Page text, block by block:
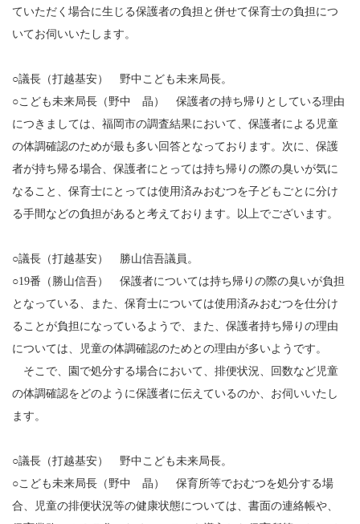
ていただく場合に生じる保護者の負担と併せて保育士の負担につ
いてお伺いいたします。
○議長（打越基安） 野中こども未来局長。
○こども未来局長（野中 晶） 保護者の持ち帰りとしている理由
につきましては、福岡市の調査結果において、保護者による児童
の体調確認のためが最も多い回答となっております。次に、保護
者が持ち帰る場合、保護者にとっては持ち帰りの際の臭いが気に
なること、保育士にとっては使用済みおむつを子どもごとに分け
る手間などの負担があると考えております。以上でございます。
○議長（打越基安） 勝山信吾議員。
○19番（勝山信吾） 保護者については持ち帰りの際の臭いが負担
となっている、また、保育士については使用済みおむつを仕分け
ることが負担になっているようで、また、保護者持ち帰りの理由
については、児童の体調確認のためとの理由が多いようです。
そこで、園で処分する場合において、排便状況、回数など児童
の体調確認をどのように保護者に伝えているのか、お伺いいたし
ます。
○議長（打越基安） 野中こども未来局長。
○こども未来局長（野中 晶） 保育所等でおむつを処分する場
合、児童の排便状況等の健康状態については、書面の連絡帳や、